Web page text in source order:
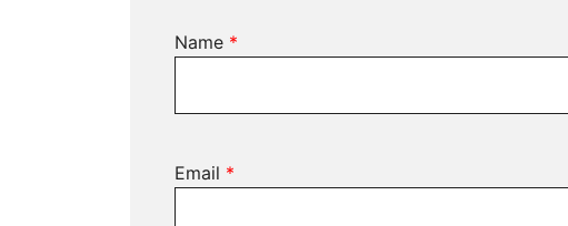
Name *
Email *